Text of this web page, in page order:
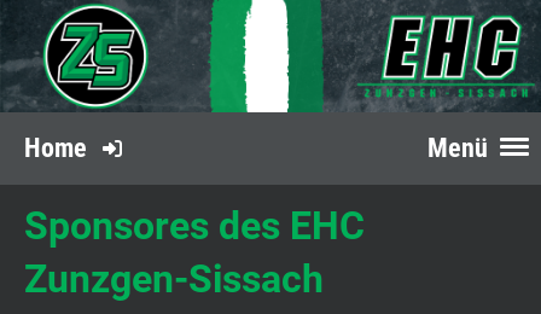
Menü
Home
Sponsores des EHC
Zunzgen-Sissach